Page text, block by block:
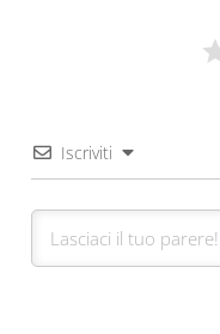
Iscriviti